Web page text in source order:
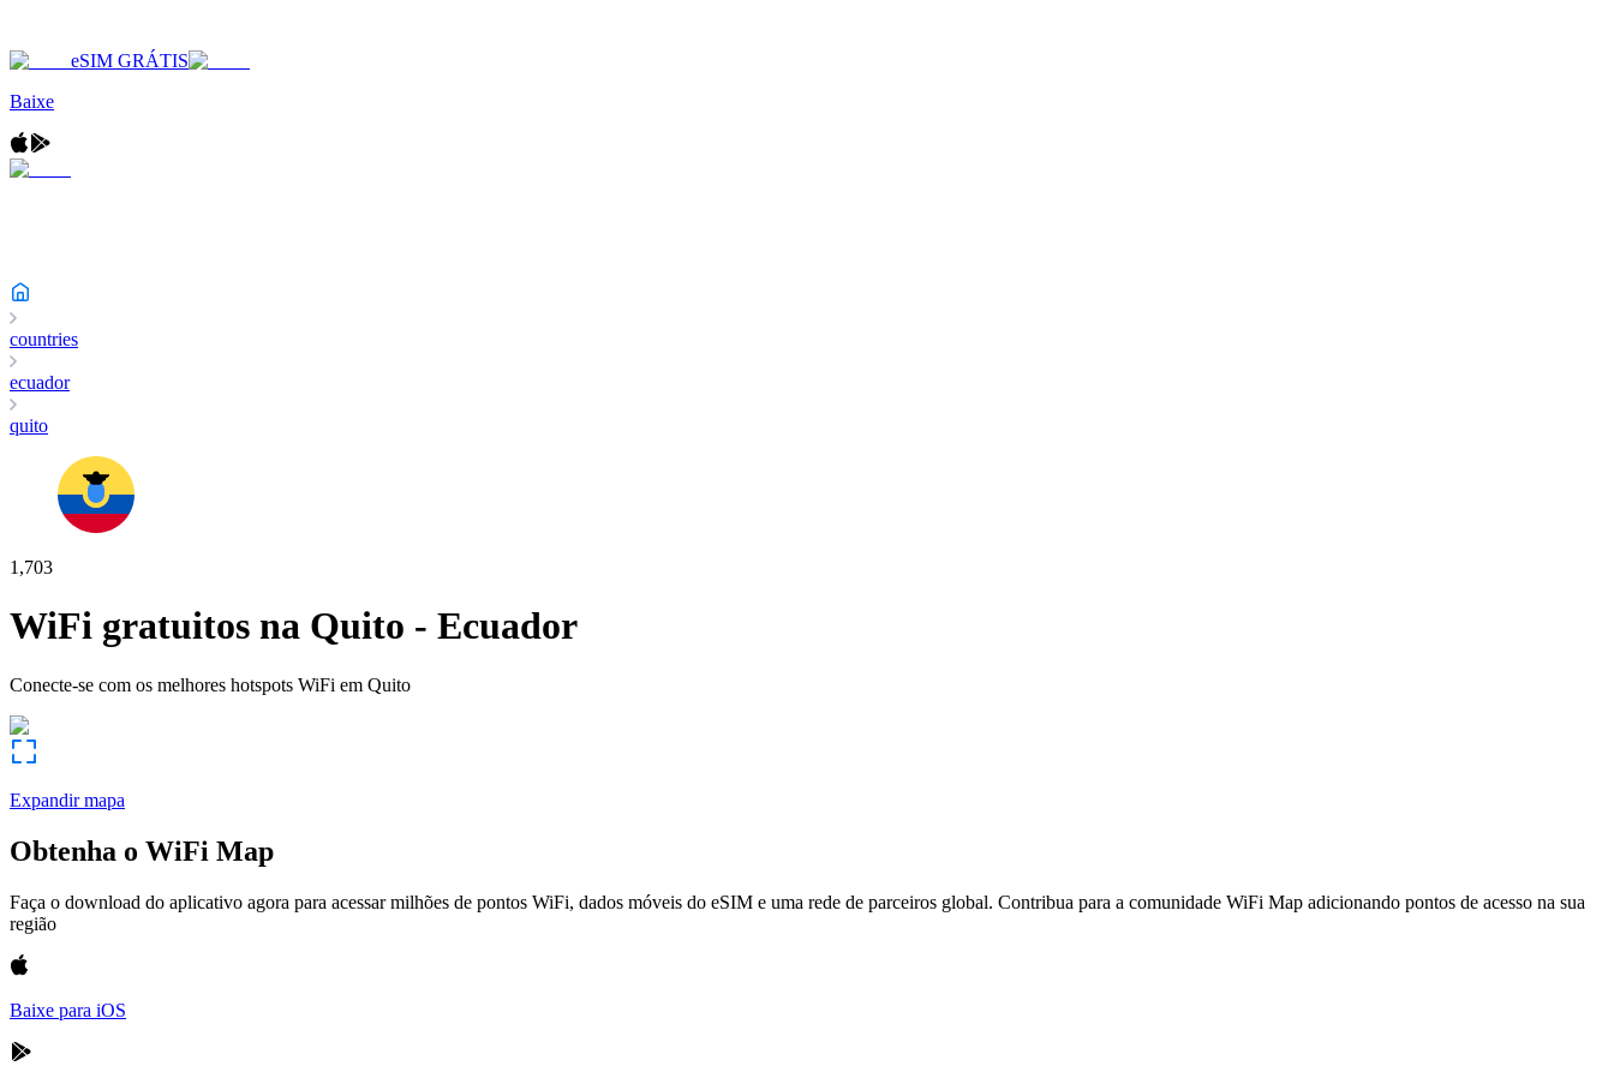
eSIM GRÁTIS
Baixe
countries
ecuador
quito
1,703
WiFi gratuitos na Quito - Ecuador
Conecte-se com os melhores hotspots WiFi em Quito
Expandir mapa
Obtenha o WiFi Map
Faça o download do aplicativo agora para acessar milhões de pontos WiFi, dados móveis do eSIM e uma rede de parceiros global. Contribua para a comunidade WiFi Map adicionando pontos de acesso na sua
região
Baixe para iOS